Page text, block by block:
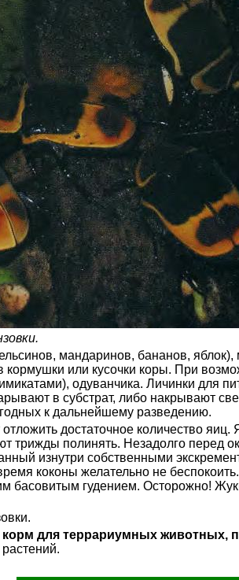
мандаринов, бананов,
или кусочки коры. При
одуванчика. Личинки для
в субстрат, либо накрывают
к дальнейшему разведению.
достаточное количество
трижды полинять. Незадолго перед
изнутри собственными
коконы желательно не
басовитым гудением. Осторожно!
корм для террариумных